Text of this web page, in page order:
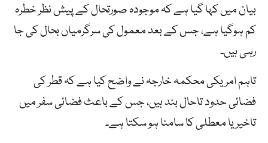
بیان میں کہا گیا ہے کہ موجودہ صورتحال کے پیش نظر خطرہ
کم ہوگیا ہے، جس کے بعد معمول کی سرگرمیاں بحال کی جا
رہی ہیں۔
تاہم امریکی محکمہ خارجہ نے واضح کیا ہے کہ قطر کی
فضائی حدود تاحال بند ہیں، جس کے باعث فضائی سفر میں
تاخیر یا معطلی کا سامنا ہو سکتا ہے۔